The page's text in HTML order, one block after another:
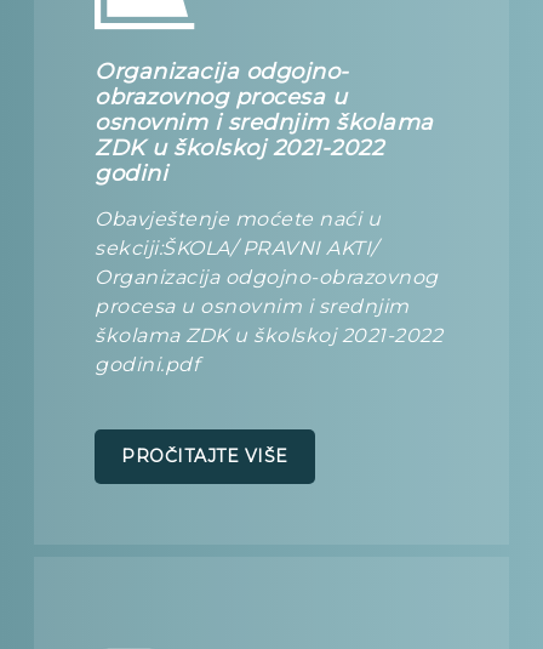
Organizacija odgojno-
obrazovnog procesa u
osnovnim i srednjim školama
ZDK u školskoj 2021-2022
godini
Obavještenje moćete naći u
sekciji:ŠKOLA/ PRAVNI AKTI/
Organizacija odgojno-obrazovnog
procesa u osnovnim i srednjim
školama ZDK u školskoj 2021-2022
godini.pdf
PROČITAJTE VIŠE